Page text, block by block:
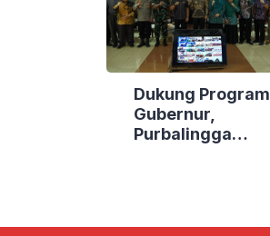
Dukung Program
Gubernur,
Purbalingga